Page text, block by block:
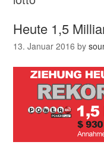
Heute 1,5
13. Januar 2016 by